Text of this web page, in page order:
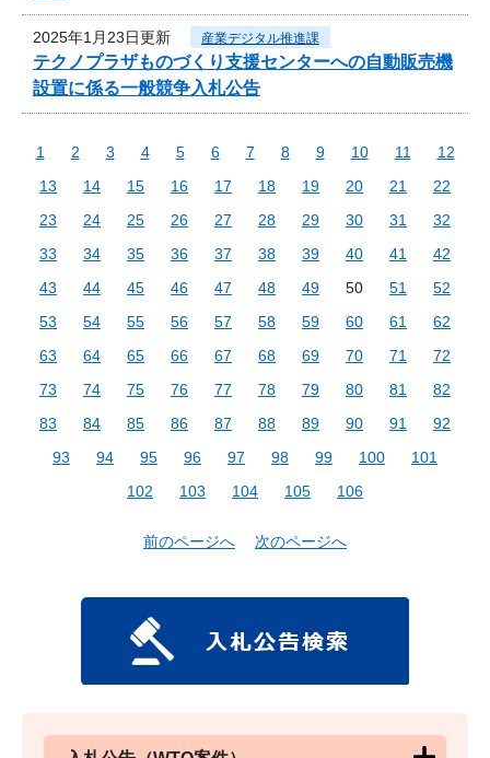
2025年1月23日更新 産業デジタル推進課
テクノプラザものづくり支援センターへの自動販売機
設置に係る一般競争入札公告
1 2 3 4 5 6 7 8 9 10 11
12
13
14 15 16 17 18 19 20 21
22
23
24 25 26 27 28 29 30 31
32
33
34 35 36 37 38 39 40 41
42
43
44 45 46 47 48 49 50 51
52
53
54 55 56 57 58 59 60 61
62
63
64 65 66 67 68 69 70 71
72
73
74 75 76 77 78 79 80 81
82
83
84 85 86 87 88 89 90 91
92
93
94 95 96 97 98 99 100
101
102
103 104 105 106
前のページへ 次のページへ